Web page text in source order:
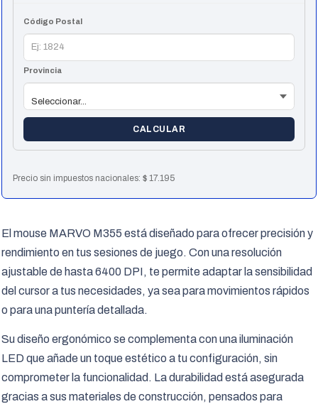
Código Postal
Provincia
CALCULAR
Precio sin impuestos nacionales:$ 17.195
El mouse MARVO M355 está diseñado para ofrecer precisión y
rendimiento en tus sesiones de juego. Con una resolución
ajustable de hasta 6400 DPI, te permite adaptar la sensibilidad
del cursor a tus necesidades, ya sea para movimientos rápidos
o para una puntería detallada.
Su diseño ergonómico se complementa con una iluminación
LED que añade un toque estético a tu configuración, sin
comprometer la funcionalidad. La durabilidad está asegurada
gracias a sus materiales de construcción, pensados para